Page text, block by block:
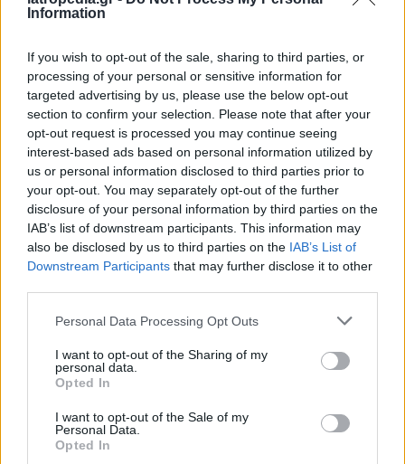
Information
If you wish to opt-out of the sale, sharing to third parties, or
processing of your personal or sensitive information for
targeted advertising by us, please use the below opt-out
section to confirm your selection. Please note that after your
opt-out request is processed you may continue seeing
interest-based ads based on personal information utilized by
us or personal information disclosed to third parties prior to
your opt-out. You may separately opt-out of the further
disclosure of your personal information by third parties on the
IAB’s list of downstream participants. This information may
also be disclosed by us to third parties on the IAB’s List of
Downstream Participants that may further disclose it to other
Personal Data Processing Opt Outs
I want to opt-out of the Sharing of my
personal data.
Opted In
I want to opt-out of the Sale of my
Personal Data.
Opted In
ΔΙΑΒΑΣΤΕ ΕΠΙΣΗΣ
Περιποίηση επιδερμίδας: Τι πρέπει να κάνετε
μετά τη γυμναστική
Δείτε πως να κάνετε φυσικό λίφτινγκ!
Facebook
Twitter